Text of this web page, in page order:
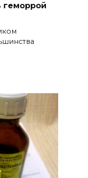
геморрой